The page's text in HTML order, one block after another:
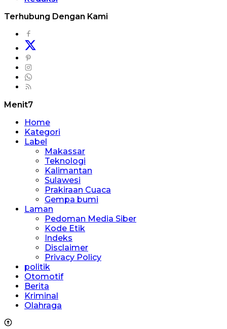
Terhubung Dengan Kami
Menit7
Home
Kategori
Label
Makassar
Teknologi
Kalimantan
Sulawesi
Prakiraan Cuaca
Gempa bumi
Laman
Pedoman Media Siber
Kode Etik
Indeks
Disclaimer
Privacy Policy
politik
Otomotif
Berita
Kriminal
Olahraga